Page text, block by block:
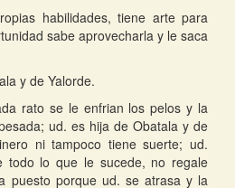
habilidades, tiene arte para
sabe aprovecharla y le saca
y de Yalorde.
rato se le enfrian los pelos y la
ud. es hija de Obatala y de
ni tampoco tiene suerte; ud.
todo lo que le sucede, no regale
puesto porque ud. se atrasa y la